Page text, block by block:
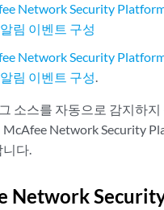
Network Security
림 이벤트 구성
Network Security
림 이벤트 구성.
소스를 자동으로 감지하지
McAfee Network Security
니다.
Network